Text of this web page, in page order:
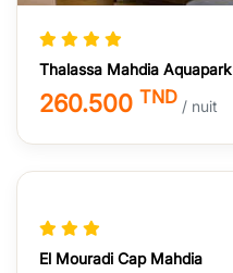
Thalassa Mahdia Aquapark
260.500 TND / nuit
El Mouradi Cap Mahdia